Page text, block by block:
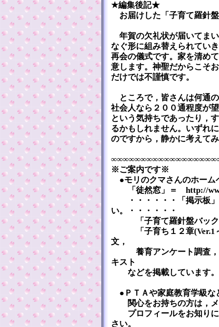
★編集後記★
お届けした「子育て羅針
年賀の欠礼状が届いてま
なぐ形に組み替えられてい
再会の儀式です。家を清め
意します。神聖だからこそ
だけでは不謹慎です。
ところで，皆さんは何通
社会人なら２００通程度が
という気持ちであったり，
るかもしれません。いずれ
のですから，静かに考えて
※ご案内です※
●モリのクマさんのホー
「徒然窓」＝ http://
・・・・・・「掲示板」
い。・・・・・・
「子育て羅針盤バックナ
「子育ち１２章(Ver.1～
文，
養育アンケート調査，社
キスト
などを掲載しています。
●ＰＴＡや家庭教育学級な
関心をお持ちの方は，メ
プロフィールをお知りに
さい。